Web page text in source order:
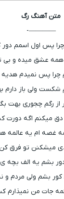
متن آهنگ رگ
————-
پس اول اسمم دور
عشق میده و بی
چرا پس نمیدم
شکست ولی باز
از رگم چجوری بهت
میکنم اگه دورت
غصه ام یه عالمه
میشکنن تو فرق
بشم یه الف بچه
کور بشم ولی مردم و
جات من نمیذارم